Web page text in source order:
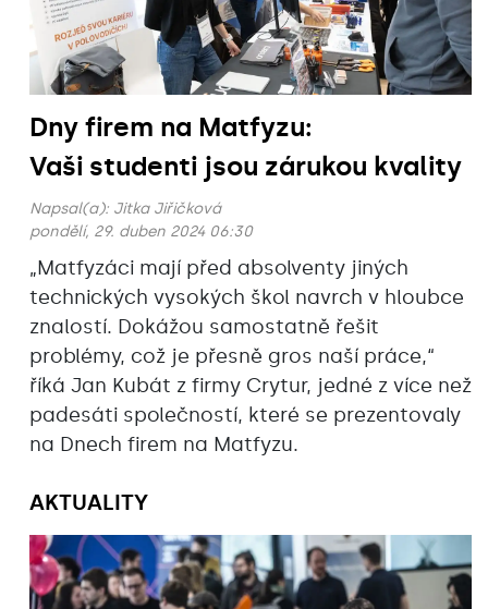
Dny firem na Matfyzu:
Vaši studenti jsou zárukou kvality
Napsal(a): Jitka Jiřičková
pondělí, 29. duben 2024 06:30
„Matfyzáci mají před absolventy jiných
technických vysokých škol navrch v hloubce
znalostí. Dokážou samostatně řešit
problémy, což je přesně gros naší práce,“
říká Jan Kubát z firmy Crytur, jedné z více než
padesáti společností, které se prezentovaly
na Dnech firem na Matfyzu.
AKTUALITY